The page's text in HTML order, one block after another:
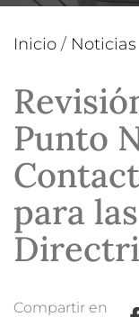
Inicio / Noticias
Punto
para
Compartir en